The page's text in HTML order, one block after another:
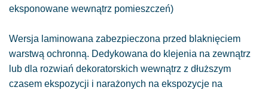
eksponowane wewnątrz pomieszczeń)
Wersja laminowana zabezpieczona przed blaknięciem
warstwą ochronną. Dedykowana do klejenia na zewnątrz
lub dla rozwiań dekoratorskich wewnątrz z dłuższym
czasem ekspozycji i narażonych na ekspozycje na